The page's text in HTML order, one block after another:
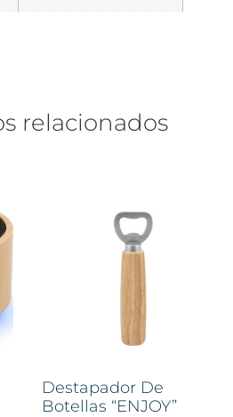
relacionados
Destapador De
Botellas “ENJOY”